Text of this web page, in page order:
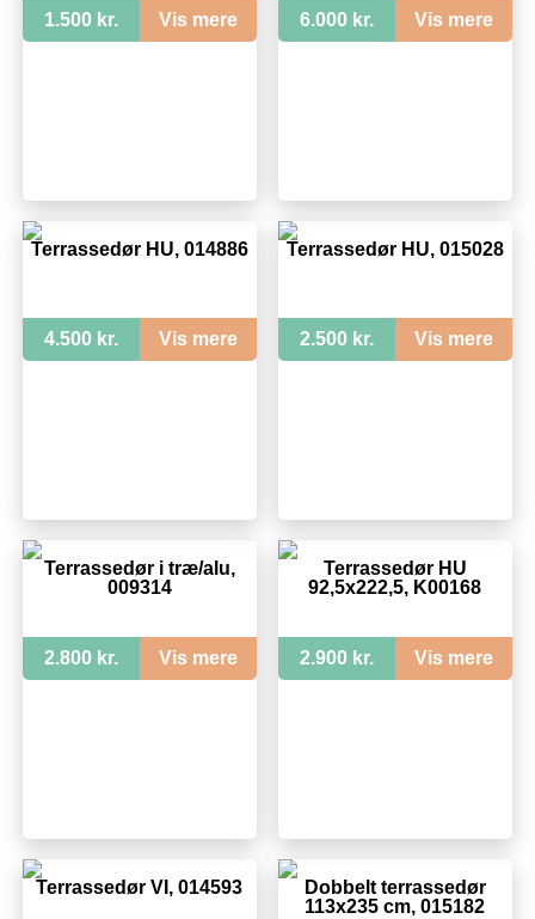
1.500 kr. Vis mere 6.000 kr. Vis mere
Terrassedør HU, 014886
4.500 kr. Vis mere
Terrassedør HU, 015028
2.500 kr. Vis mere
Terrassedør i træ/alu,
009314
2.800 kr. Vis mere
Terrassedør HU
92,5x222,5, K00168
2.900 kr. Vis mere
Terrassedør VI, 014593
Dobbelt terrassedør
113x235 cm, 015182